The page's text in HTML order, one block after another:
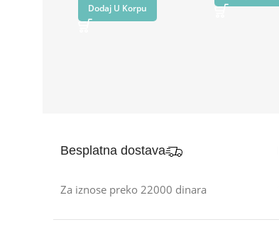
Dodaj U Korpu
Besplatna dostava
Za iznose preko 22000 dinara